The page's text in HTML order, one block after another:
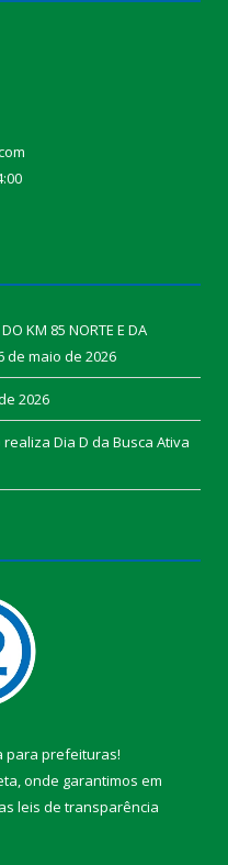
KM 85 NORTE E DA
de maio de 2026
2026
Dia D da Busca Ativa
para prefeituras!
onde garantimos em
leis de transparência